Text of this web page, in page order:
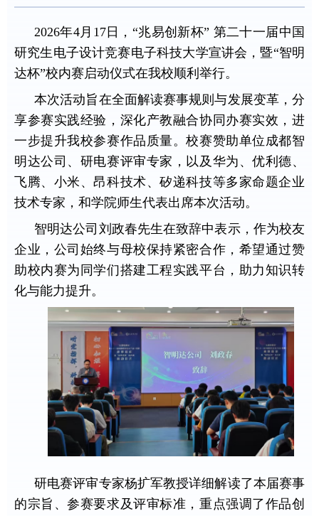
2026年4月17日，“兆易创新杯” 第二十一届中国
研究生电子设计竞赛电子科技大学宣讲会，暨“智明
达杯”校内赛启动仪式在我校顺利举行。
本次活动旨在全面解读赛事规则与发展变革，分
享参赛实践经验，深化产教融合协同办赛实效，进
一步提升我校参赛作品质量。校赛赞助单位成都智
明达公司、研电赛评审专家，以及华为、优利德、
飞腾、小米、昂科技术、矽递科技等多家命题企业
技术专家，和学院师生代表出席本次活动。
智明达公司刘政春先生在致辞中表示，作为校友
企业，公司始终与母校保持紧密合作，希望通过赞
助校内赛为同学们搭建工程实践平台，助力知识转
化与能力提升。
研电赛评审专家杨扩军教授详细解读了本届赛事
的宗旨、参赛要求及评审标准，重点强调了作品创